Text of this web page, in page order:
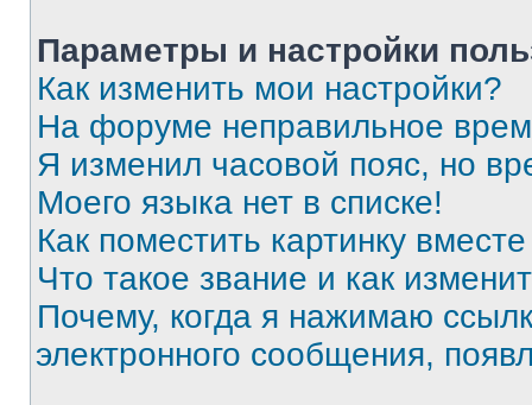
Параметры и настройки
Как изменить мои настройки?
На форуме неправильное
Я изменил часовой пояс, но
Моего языка нет в списке!
Как поместить картинку
Что такое звание и как
Почему, когда я нажимаю
электронного сообщения,